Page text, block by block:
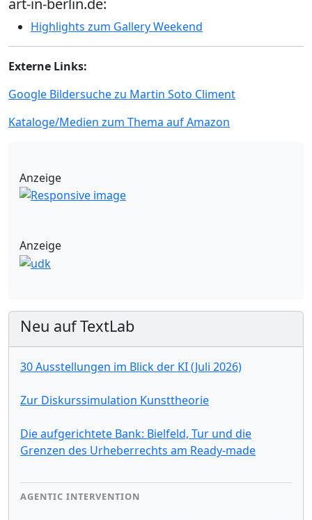
Highlights zum Gallery Weekend
Externe Links:
Google Bildersuche zu Martin Soto Climent
Kataloge/Medien zum Thema auf Amazon
Anzeige
Anzeige
Neu auf TextLab
30 Ausstellungen im Blick der KI (Juli 2026)
Zur Diskurssimulation Kunsttheorie
Die aufgerichtete Bank: Bielfeld, Tur und die
Grenzen des Urheberrechts am Ready-made
AGENTIC INTERVENTION